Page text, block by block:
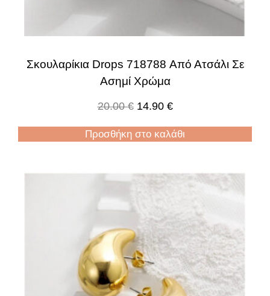
Σκουλαρίκια Drops 718788 Από Ατσάλι Σε
Ασημί Χρώμα
20.00€ 14.90 €
Προσθήκη στο καλάθι